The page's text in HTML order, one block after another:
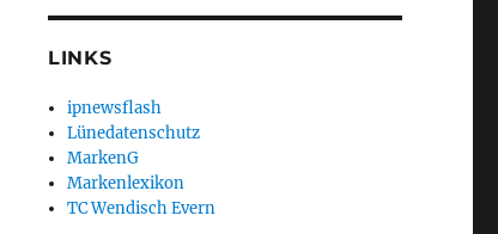
LINKS
ipnewsflash
Lünedatenschutz
MarkenG
Markenlexikon
TC Wendisch Evern